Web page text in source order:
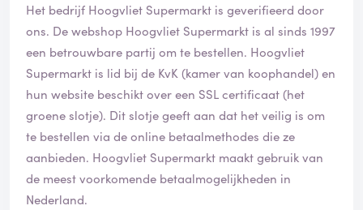
o
o
r
d
e
l
i
n
i
s
Het bedrijf Hoogvliet Supermarkt is geverifieerd door
ons. De webshop Hoogvliet Supermarkt is al sinds 1997
een betrouwbare partij om te bestellen. Hoogvliet
Supermarkt is lid bij de KvK (kamer van koophandel) en
hun website beschikt over een SSL certificaat (het
groene slotje). Dit slotje geeft aan dat het veilig is om
te bestellen via de online betaalmethodes die ze
aanbieden. Hoogvliet Supermarkt maakt gebruik van
de meest voorkomende betaalmogelijkheden in
Nederland.